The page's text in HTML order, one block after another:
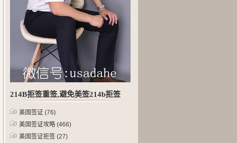
214B拒签重签,避免美签214b拒签
美国签证 (76)
美国签证攻略 (466)
美国签证拒签 (27)